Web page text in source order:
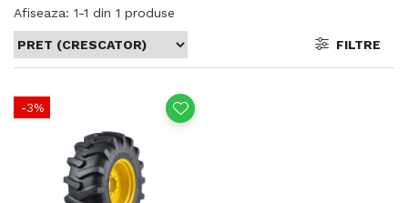
Afiseaza: 1-1 din 1 produse
FILTRE
-3%